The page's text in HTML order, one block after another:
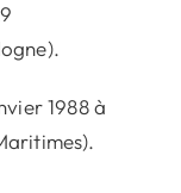
1988 à